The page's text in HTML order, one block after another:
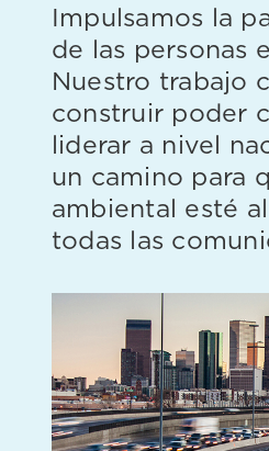
Impulsamos la
de las personas
Nuestro trabajo
construir poder
liderar a nivel
un camino para
ambiental esté
todas las